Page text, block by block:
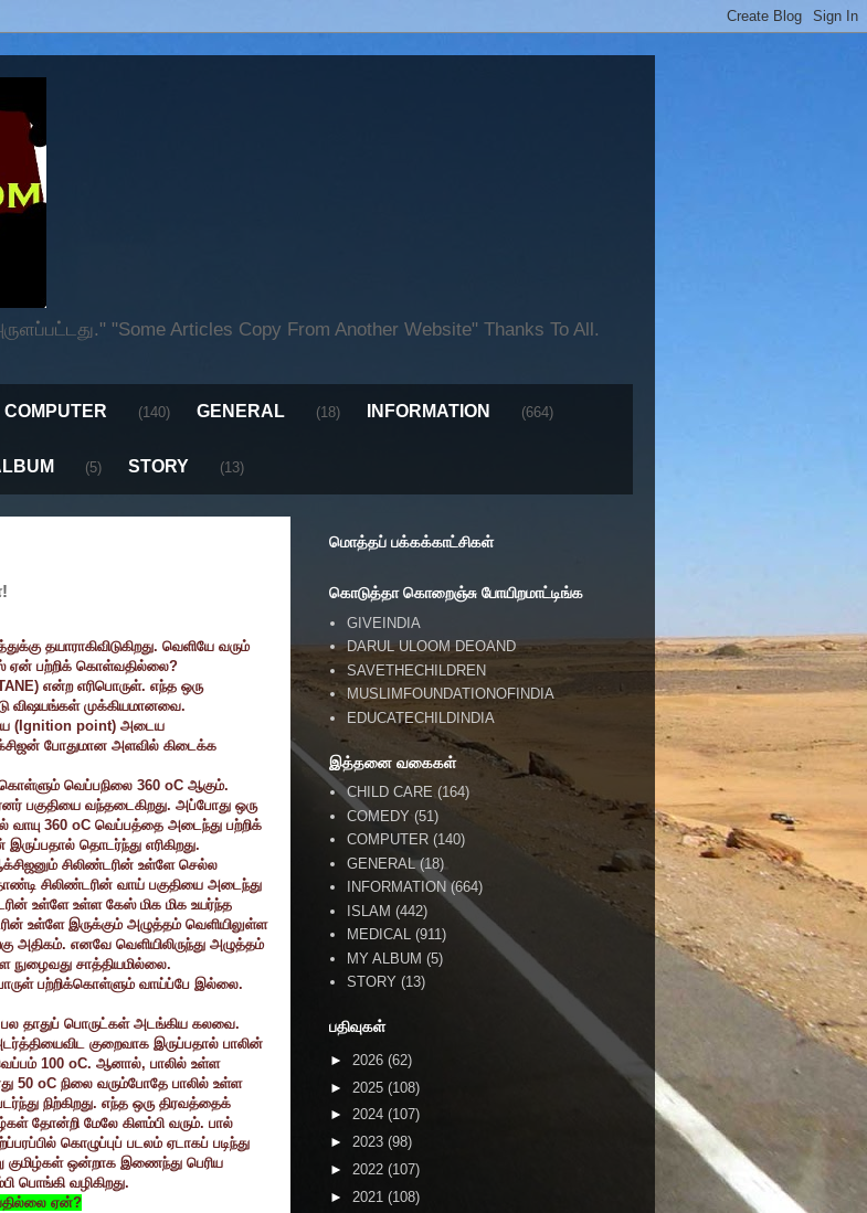
"Some Articles Copy From Another Website" Thanks To All.
COMPUTER (140) GENERAL (18) INFORMATION (664)
(5) STORY (13)
தயாராகிவிடுகிறது. வெளியே வரும்
ஏன் பற்றிக் கொள்வதில்லை?
என்ற எரிபொருள். எந்த ஒரு
விஷயங்கள் முக்கியமானவை.
( Ignition point) அடைய
போதுமான அளவில் கிடைக்க
வெப்பநிலை 360 oC ஆகும்.
பகுதியை வந்தடைகிறது. அப்போது ஒரு
வாயு 360 oC வெப்பத்தை அடைந்து பற்றிக்
தொடர்ந்து எரிகிறது.
சிலிண்டரின் உள்ளே செல்ல
சிலிண்டரின் வாய் பகுதியை அடைந்து
உள்ளே உள்ள கேஸ் மிக மிக உயர்ந்த
உள்ளே இருக்கும் அழுத்தம் வெளியிலுள்ள
அதிகம். எனவே வெளியிலிருந்து அழுத்தம்
சாத்தியமில்லை.
பற்றிக்கொள்ளும் வாய்ப்பே இல்லை.
பல தாதுப் பொருட்கள் அடங்கிய கலவை.
குறைவாக இருப்பதால் பாலின்
100 oC. ஆனால், பாலில் உள்ள
50 oC நிலை வரும்போதே பாலில் உள்ள
நிற்கிறது. எந்த ஒரு திரவத்தைக்
தோன்றி மேலே கிளம்பி வரும். பால்
கொழுப்புப் படலம் ஏடாகப் படிந்து
குமிழ்கள் ஒன்றாக இணைந்து பெரிய
பொங்கி வழிகிறது.
ஏன்?
மொத்தப் பக்கக்காட்சிகள்
கொடுத்தா கொறைஞ்சு போயிறமாட்டிங்க
GIVEINDIA
DARUL ULOOM DEOAND
SAVETHECHILDREN
MUSLIMFOUNDATIONOFINDIA
EDUCATECHILDINDIA
இத்தனை வகைகள்
CHILD CARE (164)
COMEDY (51)
COMPUTER (140)
GENERAL (18)
INFORMATION (664)
ISLAM (442)
MEDICAL (911)
MY ALBUM (5)
STORY (13)
பதிவுகள்
► 2026 (62)
► 2025 (108)
► 2024 (107)
► 2023 (98)
► 2022 (107)
► 2021 (108)